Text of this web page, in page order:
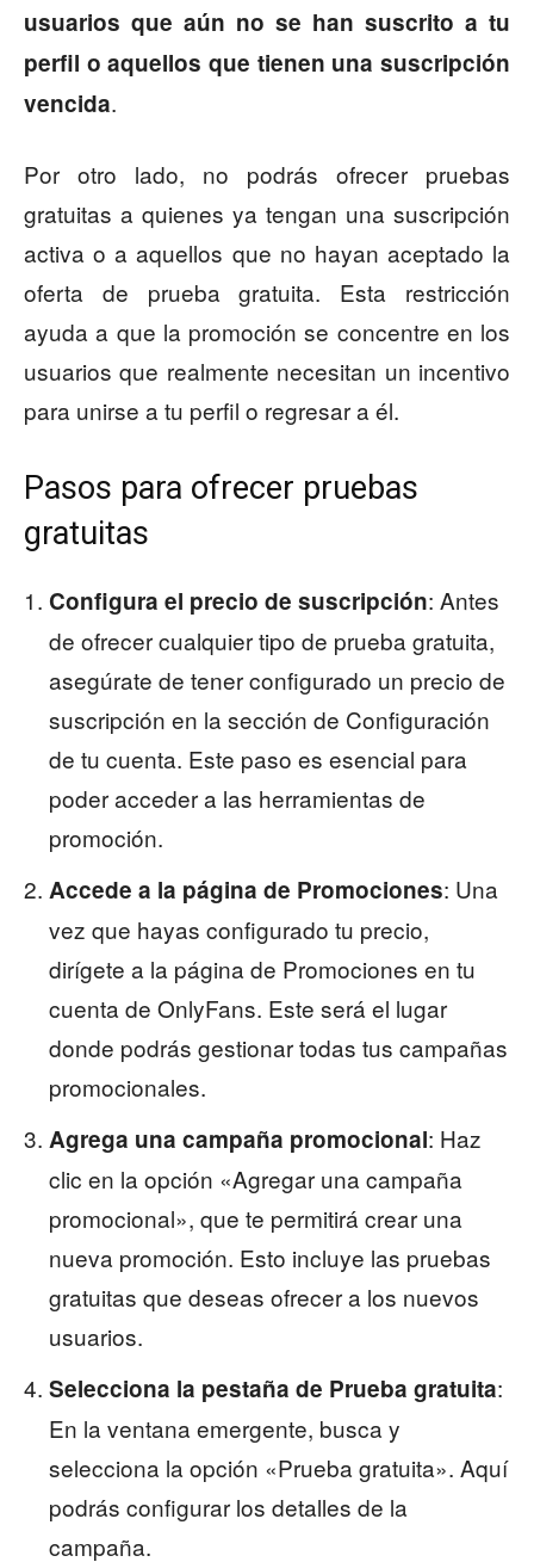
usuarios que aún no se han suscrito a tu
perfil o aquellos que tienen una suscripción
vencida.
Por otro lado, no podrás ofrecer pruebas
gratuitas a quienes ya tengan una suscripción
activa o a aquellos que no hayan aceptado la
oferta de prueba gratuita. Esta restricción
ayuda a que la promoción se concentre en los
usuarios que realmente necesitan un incentivo
para unirse a tu perfil o regresar a él.
Pasos para ofrecer pruebas
gratuitas
Configura el precio de suscripción: Antes
de ofrecer cualquier tipo de prueba gratuita,
asegúrate de tener configurado un precio de
suscripción en la sección de Configuración
de tu cuenta. Este paso es esencial para
poder acceder a las herramientas de
promoción.
Accede a la página de Promociones: Una
vez que hayas configurado tu precio,
dirígete a la página de Promociones en tu
cuenta de OnlyFans. Este será el lugar
donde podrás gestionar todas tus campañas
promocionales.
Agrega una campaña promocional: Haz
clic en la opción «Agregar una campaña
promocional», que te permitirá crear una
nueva promoción. Esto incluye las pruebas
gratuitas que deseas ofrecer a los nuevos
usuarios.
Selecciona la pestaña de Prueba gratuita:
En la ventana emergente, busca y
selecciona la opción «Prueba gratuita». Aquí
podrás configurar los detalles de la
campaña.